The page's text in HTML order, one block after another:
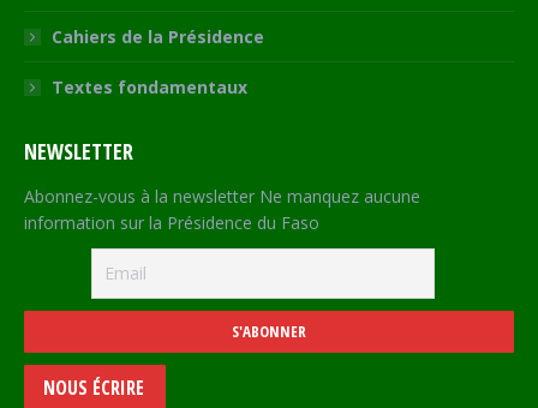
Cahiers de la Présidence
Textes fondamentaux
NEWSLETTER
Abonnez-vous à la newsletter Ne manquez aucune
information sur la Présidence du Faso
NOUS ÉCRIRE